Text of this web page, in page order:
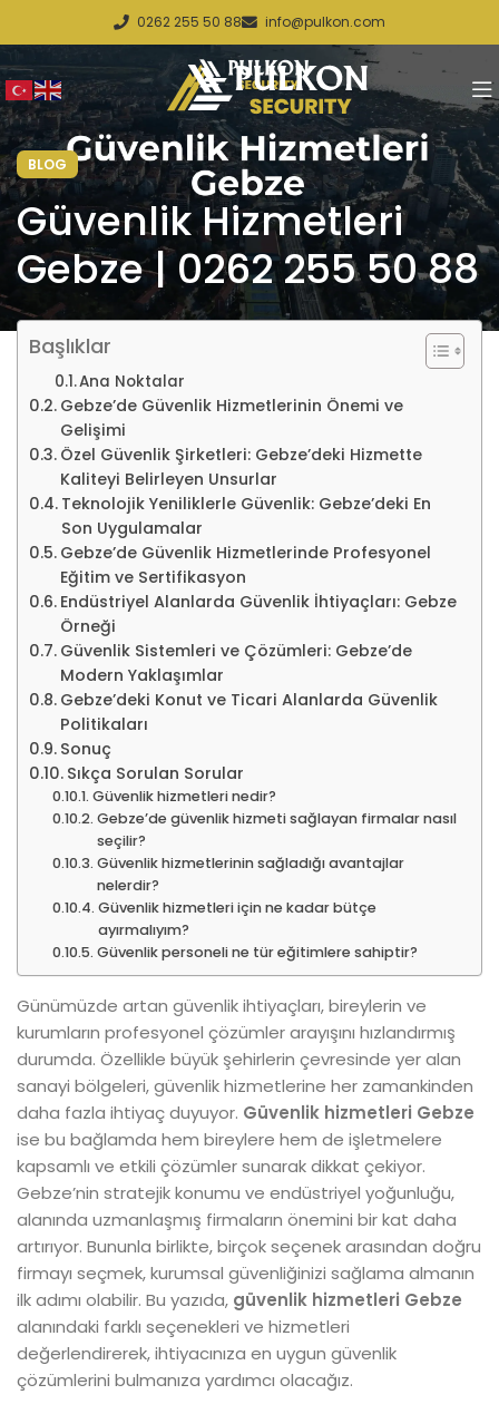
0262 255 50 88 info@pulkon.com
BLOG
Güvenlik Hizmetleri
Gebze | 0262 255 50 88
Başlıklar
Ana Noktalar
Gebze’de Güvenlik Hizmetlerinin Önemi ve
Gelişimi
Özel Güvenlik Şirketleri: Gebze’deki Hizmette
Kaliteyi Belirleyen Unsurlar
Teknolojik Yeniliklerle Güvenlik: Gebze’deki En
Son Uygulamalar
Gebze’de Güvenlik Hizmetlerinde Profesyonel
Eğitim ve Sertifikasyon
Endüstriyel Alanlarda Güvenlik İhtiyaçları: Gebze
Örneği
Güvenlik Sistemleri ve Çözümleri: Gebze’de
Modern Yaklaşımlar
Gebze’deki Konut ve Ticari Alanlarda Güvenlik
Politikaları
Sonuç
Sıkça Sorulan Sorular
Güvenlik hizmetleri nedir?
Gebze’de güvenlik hizmeti sağlayan firmalar nasıl
seçilir?
Güvenlik hizmetlerinin sağladığı avantajlar
nelerdir?
Güvenlik hizmetleri için ne kadar bütçe
ayırmalıyım?
Güvenlik personeli ne tür eğitimlere sahiptir?
Günümüzde artan güvenlik ihtiyaçları, bireylerin ve
kurumların profesyonel çözümler arayışını hızlandırmış
durumda. Özellikle büyük şehirlerin çevresinde yer alan
sanayi bölgeleri, güvenlik hizmetlerine her zamankinden
daha fazla ihtiyaç duyuyor. Güvenlik hizmetleri Gebze
ise bu bağlamda hem bireylere hem de işletmelere
kapsamlı ve etkili çözümler sunarak dikkat çekiyor.
Gebze’nin stratejik konumu ve endüstriyel yoğunluğu,
alanında uzmanlaşmış firmaların önemini bir kat daha
artırıyor. Bununla birlikte, birçok seçenek arasından doğru
firmayı seçmek, kurumsal güvenliğinizi sağlama almanın
ilk adımı olabilir. Bu yazıda, güvenlik hizmetleri Gebze
alanındaki farklı seçenekleri ve hizmetleri
değerlendirerek, ihtiyacınıza en uygun güvenlik
çözümlerini bulmanıza yardımcı olacağız.